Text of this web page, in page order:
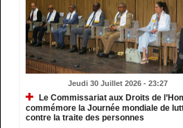
Jeudi 30 Juillet 2026 - 23:27
Le Commissariat aux Droits de
commémore la Journée mondiale de
contre la traite des personnes